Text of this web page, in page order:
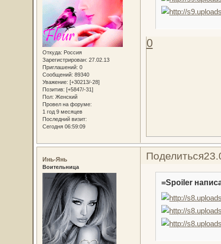
Откуда: Россия
Зарегистрирован: 27.02.13
Приглашений: 0
Сообщений: 89340
Уважение: [+30213/-28]
Позитив: [+5847/-31]
Пол: Женский
Провел на форуме:
1 год 9 месяцев
Последний визит:
Сегодня 06:59:09
0
Поделиться
Инь-Янь
Воительница
=Spoiler